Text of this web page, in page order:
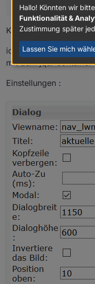
Klar,
ich öffne die VIEW als
mit dem jqui-
Einstellungen :
Hallo! Könnten wir
Funktionalität &
Zustimmung später
Lassen Sie mich